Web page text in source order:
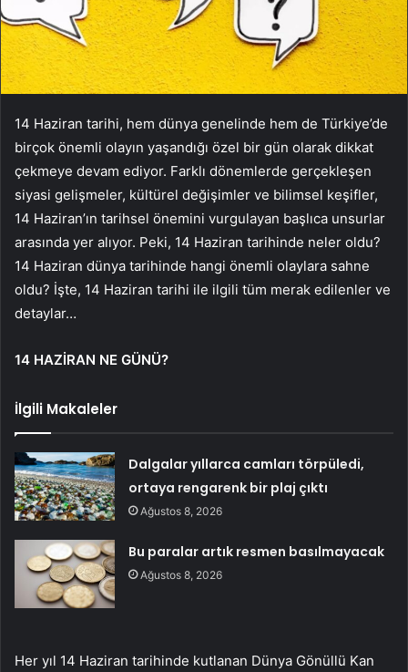
14 Haziran tarihi, hem dünya genelinde hem de Türkiye’de
birçok önemli olayın yaşandığı özel bir gün olarak dikkat
çekmeye devam ediyor. Farklı dönemlerde gerçekleşen
siyasi gelişmeler, kültürel değişimler ve bilimsel keşifler,
14 Haziran’ın tarihsel önemini vurgulayan başlıca unsurlar
arasında yer alıyor. Peki, 14 Haziran tarihinde neler oldu?
14 Haziran dünya tarihinde hangi önemli olaylara sahne
oldu? İşte, 14 Haziran tarihi ile ilgili tüm merak edilenler ve
detaylar…
14 HAZİRAN NE GÜNÜ?
İlgili Makaleler
Dalgalar yıllarca camları törpüledi,
ortaya rengarenk bir plaj çıktı
Ağustos 8, 2026
Bu paralar artık resmen basılmayacak
Ağustos 8, 2026
Her yıl 14 Haziran tarihinde kutlanan Dünya Gönüllü Kan